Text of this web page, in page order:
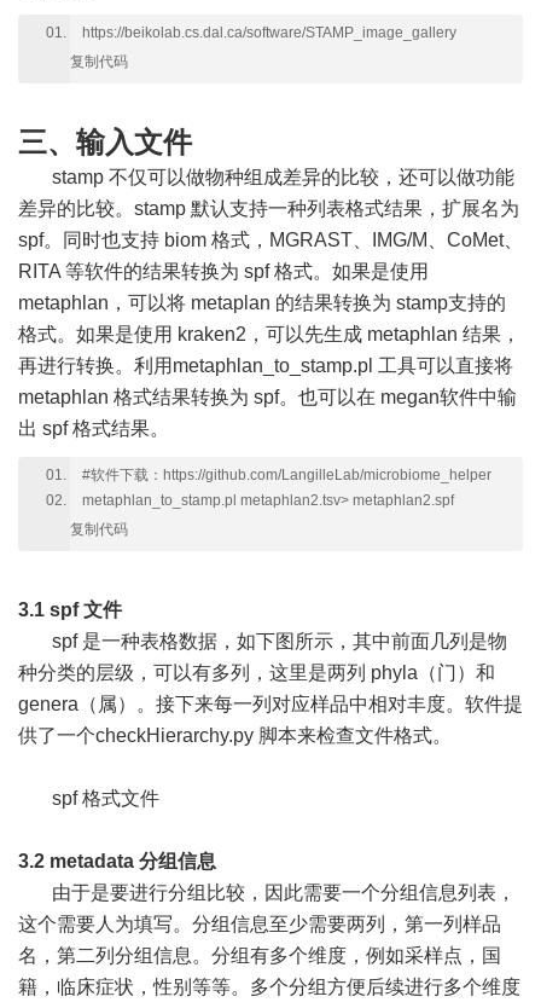
https://beikolab.cs.dal.ca/software/STAMP_image_gallery
复制代码
三、输入文件
stamp 不仅可以做物种组成差异的比较，还可以做功能
差异的比较。stamp 默认支持一种列表格式结果，扩展名为
spf。同时也支持 biom 格式，MGRAST、IMG/M、CoMet、
RITA 等软件的结果转换为 spf 格式。如果是使用
metaphlan，可以将 metaplan 的结果转换为 stamp支持的
格式。如果是使用 kraken2，可以先生成 metaphlan 结果，
再进行转换。利用metaphlan_to_stamp.pl 工具可以直接将
metaphlan 格式结果转换为 spf。也可以在 megan软件中输
出 spf 格式结果。
#软件下载：https://github.com/LangilleLab/microbiome_helper
metaphlan_to_stamp.pl metaphlan2.tsv> metaphlan2.spf
复制代码
3.1 spf 文件
spf 是一种表格数据，如下图所示，其中前面几列是物
种分类的层级，可以有多列，这里是两列 phyla（门）和
genera（属）。接下来每一列对应样品中相对丰度。软件提
供了一个checkHierarchy.py 脚本来检查文件格式。
spf 格式文件
3.2 metadata 分组信息
由于是要进行分组比较，因此需要一个分组信息列表，
这个需要人为填写。分组信息至少需要两列，第一列样品
名，第二列分组信息。分组有多个维度，例如采样点，国
籍，临床症状，性别等等。多个分组方便后续进行多个维度